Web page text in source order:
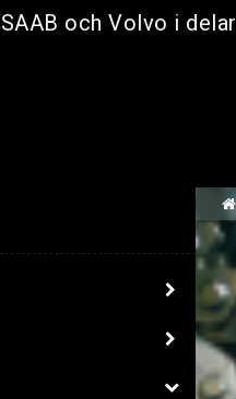
och Volvo i delar